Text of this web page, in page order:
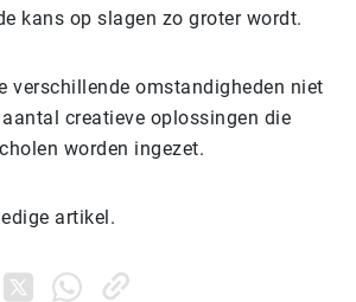
kans op slagen zo groter wordt.
verschillende omstandigheden niet
creatieve oplossingen die
worden ingezet.
artikel.